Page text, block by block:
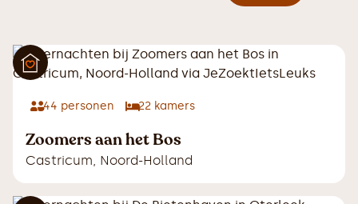
44 personen 22 kamers
Zoomers aan het Bos
Castricum, Noord-Holland